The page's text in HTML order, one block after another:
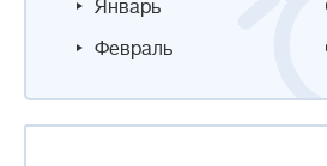
Январь
Февраль